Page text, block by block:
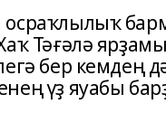
Тәғәлә
бер кемдең
үҙ яуабы